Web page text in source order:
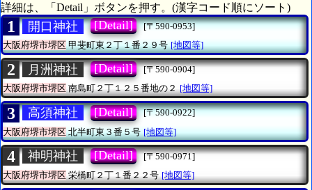
詳細は、「Detail」ボタンを押す。(漢字コード順にソート)
1 開口神社 [Detail]
[〒590-0953]
大阪府堺市堺区甲斐町東２丁１番２９号 [地図等]
2 月洲神社 [Detail]
[〒590-0904]
大阪府堺市堺区南島町２丁１２５番地の２ [地図等]
3 高須神社 [Detail]
[〒590-0922]
大阪府堺市堺区北半町東３番５号 [地図等]
4 神明神社 [Detail]
[〒590-0971]
大阪府堺市堺区 栄橋町２丁１番２２号 [地図等]